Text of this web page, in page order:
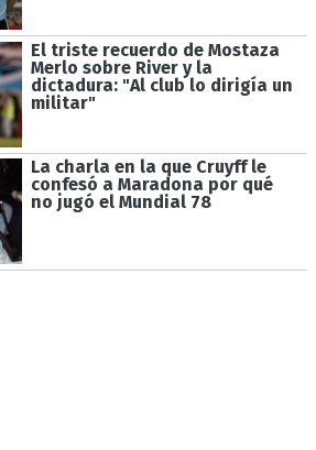
El triste recuerdo de Mostaza
Merlo sobre River y la
dictadura: "Al club lo dirigía un
militar"
La charla en la que Cruyff le
confesó a Maradona por qué
no jugó el Mundial 78